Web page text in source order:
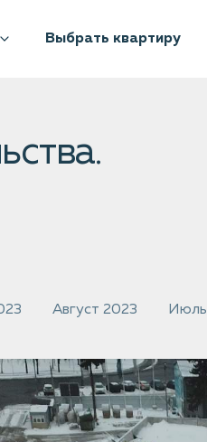
Выбрать квартиру
Август 2023